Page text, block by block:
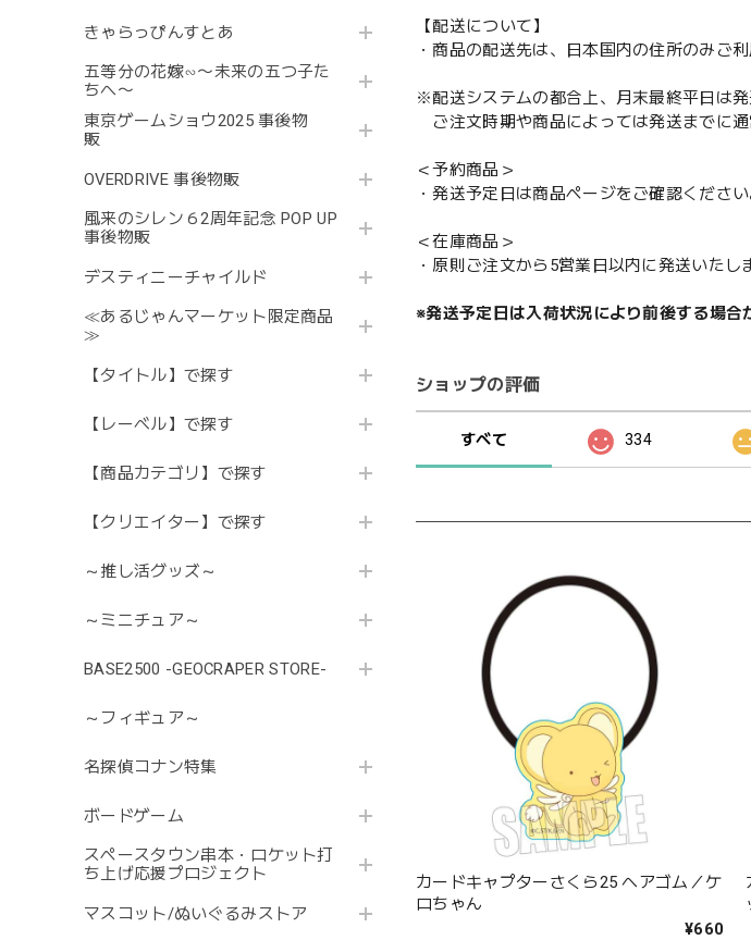
きゃらっぴんすとあ
五等分の花嫁∽〜未来の五つ子た
ちへ〜
東京ゲームショウ2025 事後物
販
OVERDRIVE 事後物販
風来のシレン６2周年記念 POP UP
事後物販
デスティニーチャイルド
≪あるじゃんマーケット限定商品
≫
【タイトル】で探す
【レーベル】で探す
【商品カテゴリ】で探す
【クリエイター】で探す
～推し活グッズ～
～ミニチュア～
BASE2500 -GEOCRAPER STORE-
～フィギュア～
名探偵コナン特集
ボードゲーム
スペースタウン串本・ロケット打
ち上げ応援プロジェクト
マスコット/ぬいぐるみストア
【配送について】
・商品の配送先は、日本国内の住所のみご利
※配送システムの都合上、月末最終平日は発
ご注文時期や商品によっては発送までに
＜予約商品＞
・発送予定日は商品ページをご確認ください
＜在庫商品＞
・原則ご注文から5営業日以内に発送いたし
※発送予定日は入荷状況により前後する場合
ショップの評価
すべて 334
カードキャプターさくら25 ヘアゴム／ケ
ロちゃん
¥660